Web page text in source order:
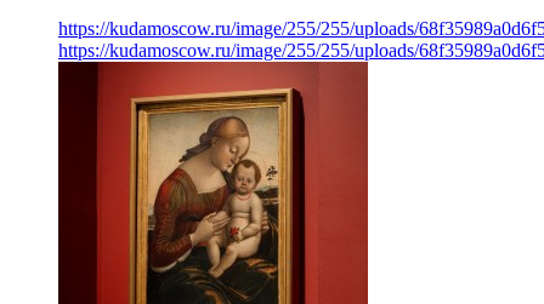
https://kudamoscow.ru/image/255/255/uploads/
https://kudamoscow.ru/image/255/255/uploads/